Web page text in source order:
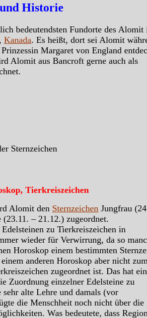
Historie
bedeutendsten Fundorte des Alomit
Kanada. Es heißt, dort sei Alomit
Margaret von England
Alomit aus Bancroft gerne auch als
Sternzeichen
Tierkreiszeichen
Alomit den Sternzeichen Jungfrau
(23.11. – 21.12.) zugeordnet.
zu Tierkreiszeichen in
wieder für Verwirrung, da so
Horoskop einem bestimmten
anderen Horoskop aber nicht
zugeordnet ist. Das hat
Zuordnung einzelner Edelsteine zu
alte Lehre und damals (vor
die Menschheit noch nicht über die
Was bedeutete, dass